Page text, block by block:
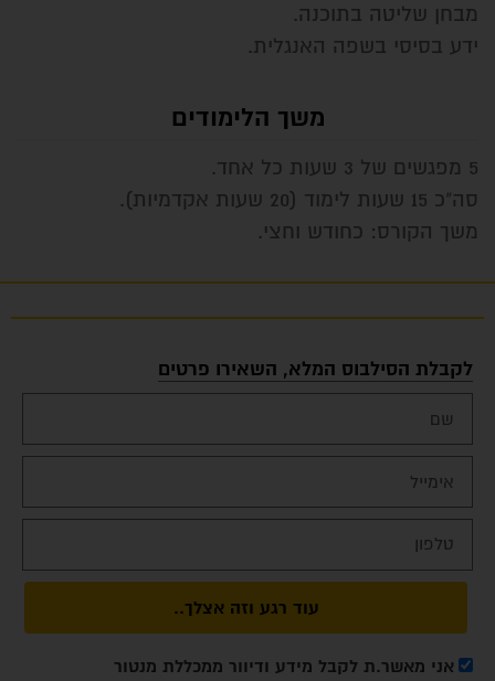
מבחן שליטה בתוכנה.
ידע בסיסי בשפה האנגלית.
משך הלימודים
5 מפגשים של 3 שעות כל אחד.
סה"כ 15 שעות לימוד (20 שעות אקדמיות).
משך הקורס: כחודש וחצי.
לקבלת הסילבוס המלא, השאירו פרטים
אני מאשר.ת לקבל מידע ודיוור ממכללת מנטור
עוד רגע וזה אצלך..